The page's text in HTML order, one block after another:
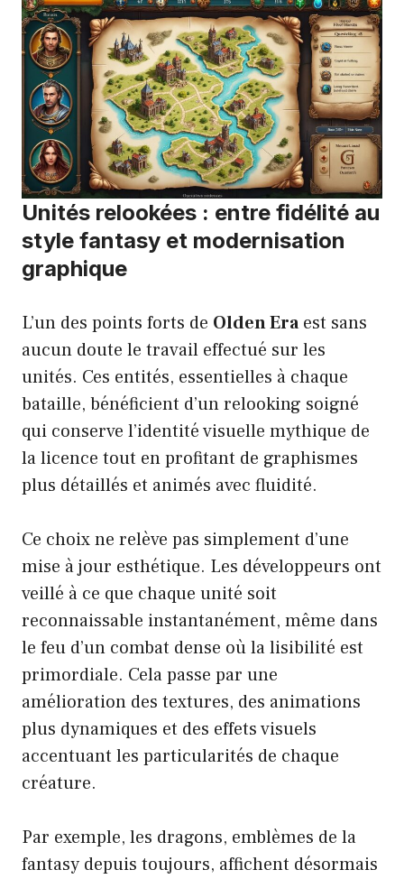
Unités relookées : entre fidélité au
style fantasy et modernisation
graphique
L’un des points forts de Olden Eraest sans
aucun doute le travail effectué sur les
unités. Ces entités, essentielles à chaque
bataille, bénéficient d’un relooking soigné
qui conserve l’identité visuelle mythique de
la licence tout en profitant de graphismes
plus détaillés et animés avec fluidité.
Ce choix ne relève pas simplement d’une
mise à jour esthétique. Les développeurs ont
veillé à ce que chaque unité soit
reconnaissable instantanément, même dans
le feu d’un combat dense où la lisibilité est
primordiale. Cela passe par une
amélioration des textures, des animations
plus dynamiques et des effets visuels
accentuant les particularités de chaque
créature.
Par exemple, les dragons, emblèmes de la
fantasy depuis toujours, affichent désormais